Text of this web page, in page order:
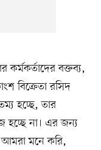
কর্মকর্তাদের বক্তব্য,
বিক্রেতা রসিদ
হচ্ছে, তার
হচ্ছে না। এর জন্য
আমরা মনে করি,